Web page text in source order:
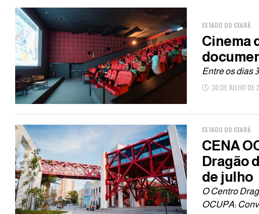
ESTADO DO CEARÁ
Cinema
Entre os dias
30 DE JULHO DE
ESTADO DO CEARÁ
CENA
Dragão
de julho
O Centro
OCUPA: